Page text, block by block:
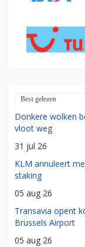
Best gelezen
Donkere wolken
vloot weg
31 jul 26
KLM annuleert
staking
05 aug 26
Transavia opent
Brussels Airport
05 aug 26